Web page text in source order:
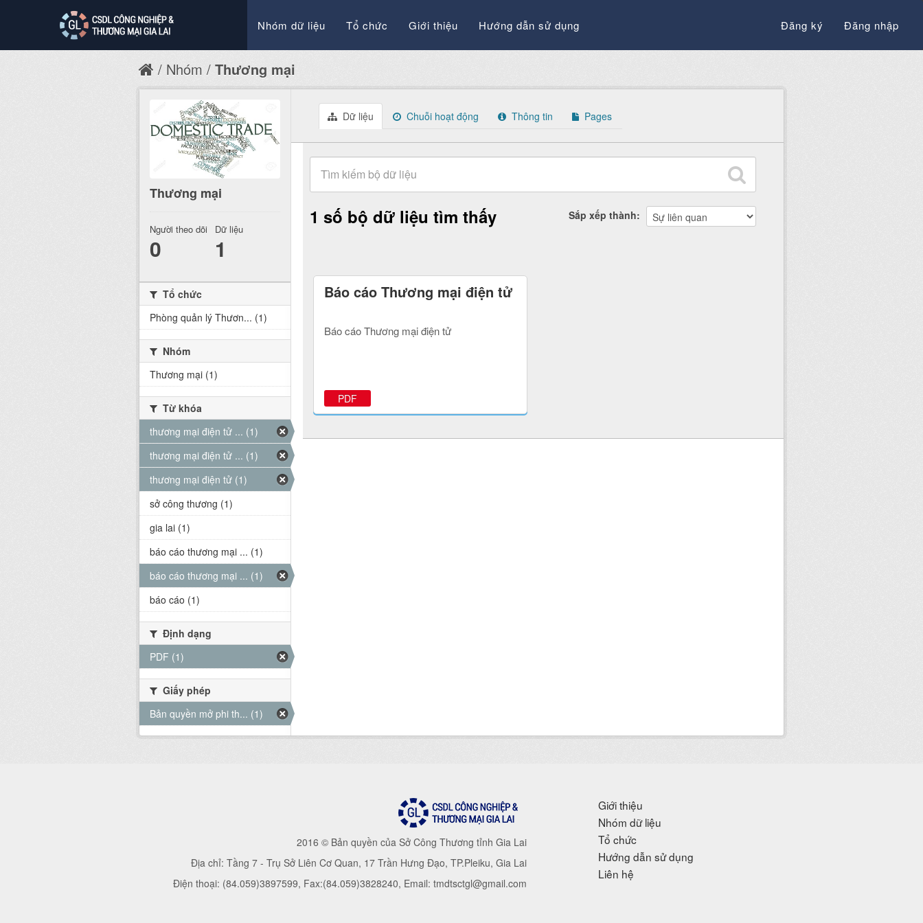
Nhóm dữ liệu Tổ chức Giới thiệu Hướng dẫn sử dụng Đăng ký Đăng nhập
Nhóm Thương mại
Dữ liệu Chuỗi hoạt động Thông tin Pages
Sắp xếp thành
1 số bộ dữ liệu tìm thấy
Báo cáo Thương mại điện tử
Báo cáo Thương mại điện tử
PDF
Thương mại
Người theo dõi
0
Dữ liệu
1
Tổ chức
Phòng quản lý Thươn... (1)
Nhóm
Thương mại (1)
Từ khóa
thương mại điện tử ... (1)
thương mại điện tử ... (1)
thương mại điện tử (1)
sở công thương (1)
gia lai (1)
báo cáo thương mại ... (1)
báo cáo thương mại ... (1)
báo cáo (1)
Định dạng
PDF (1)
Giấy phép
Bản quyền mở phi th... (1)
2016 © Bản quyền của Sở Công Thương tỉnh Gia Lai
Địa chỉ: Tầng 7 - Trụ Sở Liên Cơ Quan, 17 Trần Hưng Đạo, TP.Pleiku, Gia Lai
Điện thoại: (84.059)3897599, Fax:(84.059)3828240, Email: tmdtsctgl@gmail.com
Giới thiệu
Nhóm dữ liệu
Tổ chức
Hướng dẫn sử dụng
Liên hệ